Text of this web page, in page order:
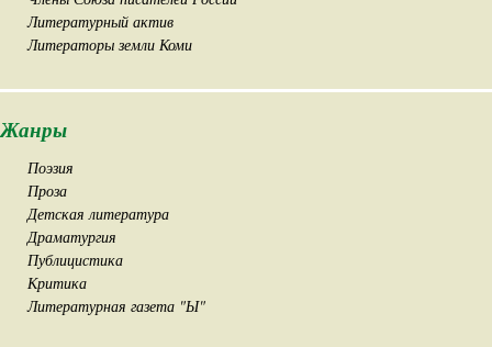
Литературный актив
Литераторы земли Коми
Жанры
Поэзия
Проза
Детская литература
Драматургия
Публицистика
Критика
Литературная газета "Ы"